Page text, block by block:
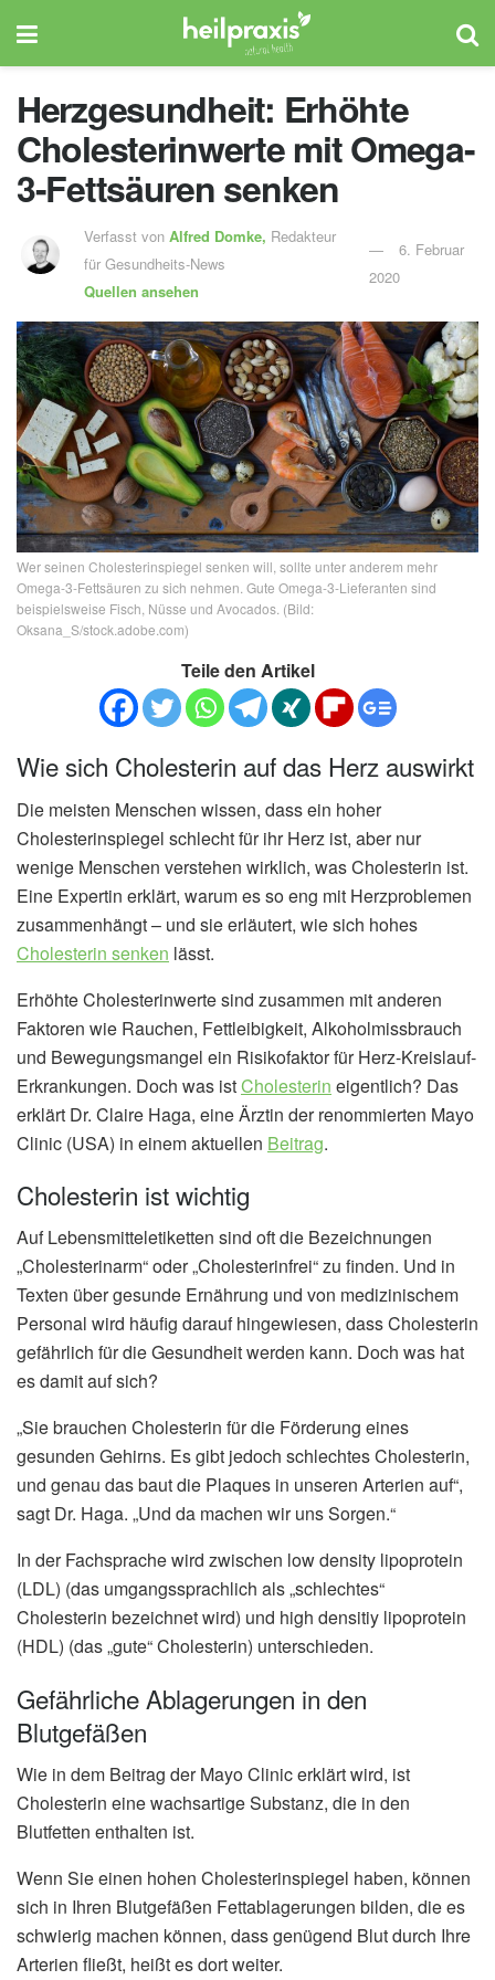
Herzgesundheit: Erhöhte
Cholesterinwerte mit Omega-
3-Fettsäuren senken
Verfasst vonAlfred Domke, Redakteur
für Gesundheits-News
Quellen ansehen
6. Februar
2020
Wer seinen Cholesterinspiegel senken will, sollte unter anderem mehr
Omega-3-Fettsäuren zu sich nehmen. Gute Omega-3-Lieferanten sind
beispielsweise Fisch, Nüsse und Avocados. (Bild:
Oksana_S/stock.adobe.com)
Teile den Artikel
Wie sich Cholesterin auf das Herz auswirkt
Die meisten Menschen wissen, dass ein hoher
Cholesterinspiegel schlecht für ihr Herz ist, aber nur
wenige Menschen verstehen wirklich, was Cholesterin ist.
Eine Expertin erklärt, warum es so eng mit Herzproblemen
zusammenhängt – und sie erläutert, wie sich hohes
Cholesterin senken lässt.
Erhöhte Cholesterinwerte sind zusammen mit anderen
Faktoren wie Rauchen, Fettleibigkeit, Alkoholmissbrauch
und Bewegungsmangel ein Risikofaktor für Herz-Kreislauf-
Erkrankungen. Doch was istCholesterin eigentlich? Das
erklärt Dr. Claire Haga, eine Ärztin der renommierten Mayo
Clinic (USA) in einem aktuellen Beitrag.
Cholesterin ist wichtig
Auf Lebensmitteletiketten sind oft die Bezeichnungen
„Cholesterinarm“ oder „Cholesterinfrei“ zu finden. Und in
Texten über gesunde Ernährung und von medizinischem
Personal wird häufig darauf hingewiesen, dass Cholesterin
gefährlich für die Gesundheit werden kann. Doch was hat
es damit auf sich?
„Sie brauchen Cholesterin für die Förderung eines
gesunden Gehirns. Es gibt jedoch schlechtes Cholesterin,
und genau das baut die Plaques in unseren Arterien auf“,
sagt Dr. Haga. „Und da machen wir uns Sorgen.“
In der Fachsprache wird zwischen low density lipoprotein
(LDL) (das umgangssprachlich als „schlechtes“
Cholesterin bezeichnet wird) und high densitiy lipoprotein
(HDL) (das „gute“ Cholesterin) unterschieden.
Gefährliche Ablagerungen in den
Blutgefäßen
Wie in dem Beitrag der Mayo Clinic erklärt wird, ist
Cholesterin eine wachsartige Substanz, die in den
Blutfetten enthalten ist.
Wenn Sie einen hohen Cholesterinspiegel haben, können
sich in Ihren Blutgefäßen Fettablagerungen bilden, die es
schwierig machen können, dass genügend Blut durch Ihre
Arterien fließt, heißt es dort weiter.